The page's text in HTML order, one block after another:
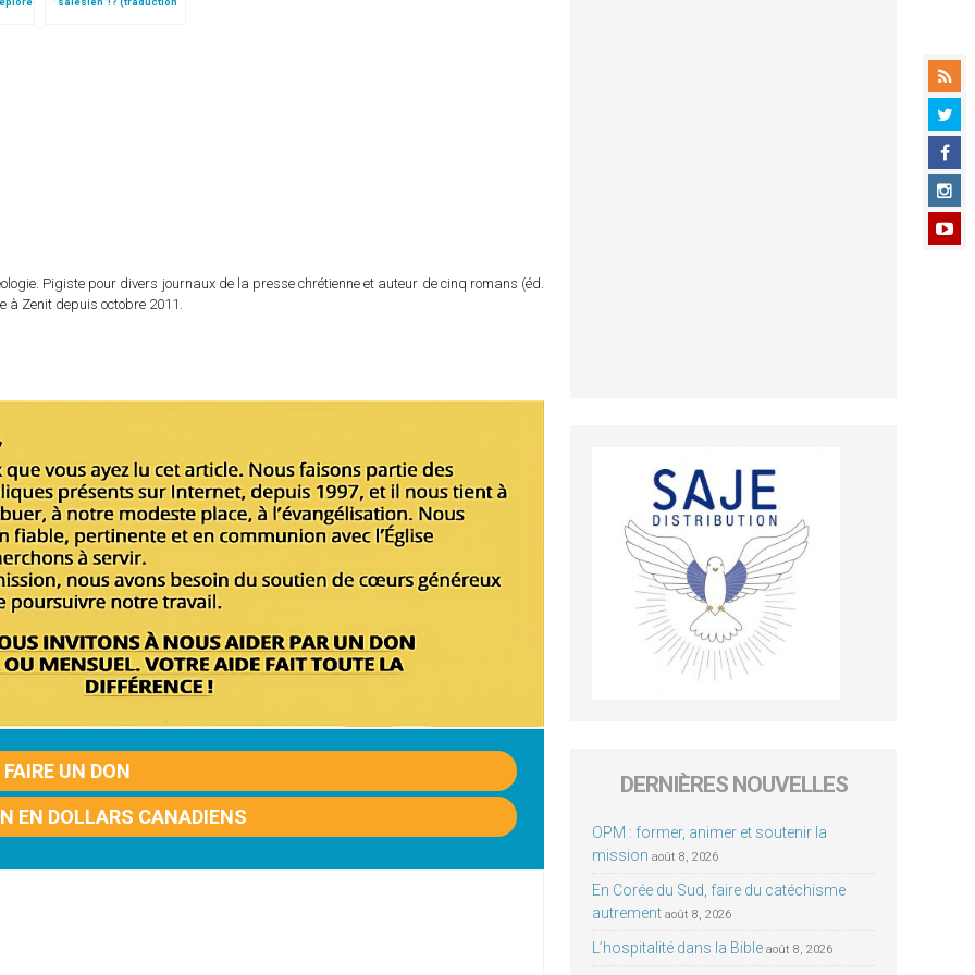
complète)
Pigiste pour divers journaux de la presse chrétienne et auteur de cinq romans (éd.
à Zenit depuis octobre 2011.
FAIRE UN DON
EN DOLLARS CANADIENS
DERNIÈRES NOUVELLES
OPM : former, animer et soutenir la
mission août 8, 2026
En Corée du Sud, faire du catéchisme
autrement août 8, 2026
L’hospitalité dans la Bible août 8, 2026